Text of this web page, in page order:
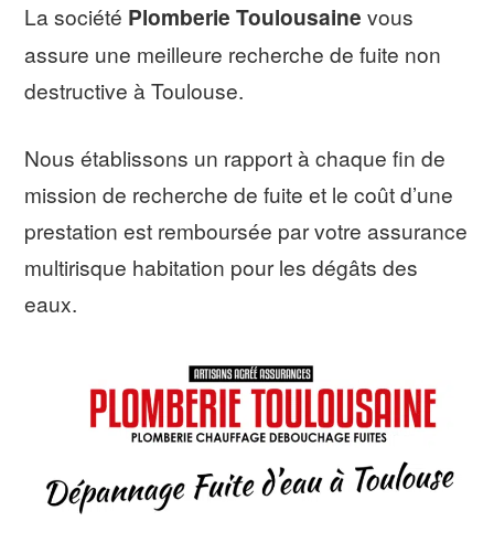
La société Plomberie Toulousaine vous
assure une meilleure recherche de fuite non
destructive à Toulouse.
Nous établissons un rapport à chaque fin de
mission de recherche de fuite et le coût d’une
prestation est remboursée par votre assurance
multirisque habitation pour les dégâts des
eaux.